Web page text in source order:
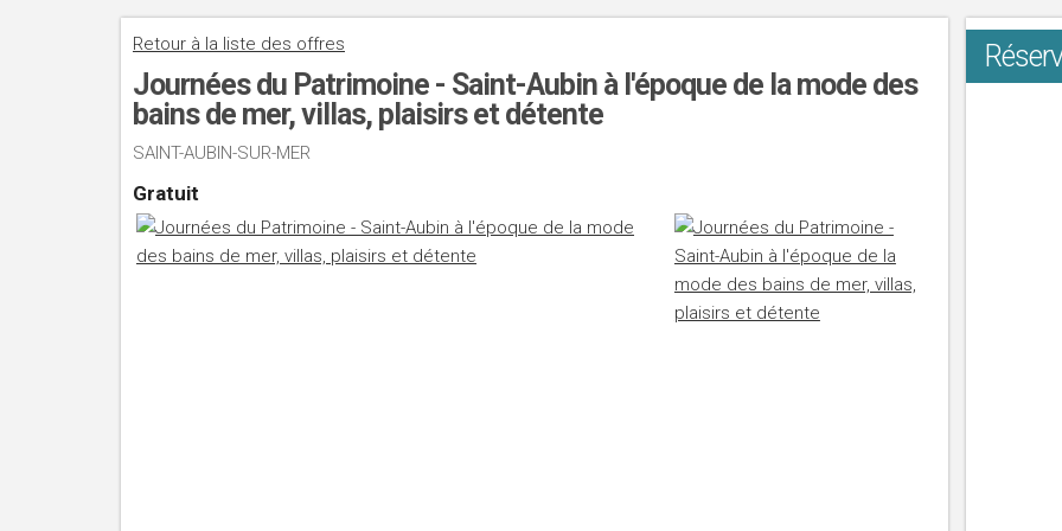
Retour à la liste des offres
Journées du Patrimoine - Saint-Aubin à l'époque de la mode des
bains de mer, villas, plaisirs et détente
SAINT-AUBIN-SUR-MER
Gratuit